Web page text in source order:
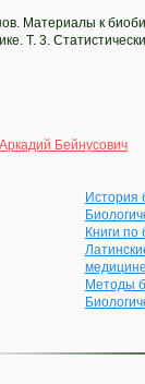
Материалы к
Т. 3.
Бейнусович
История
Книги по
медицине
Методы